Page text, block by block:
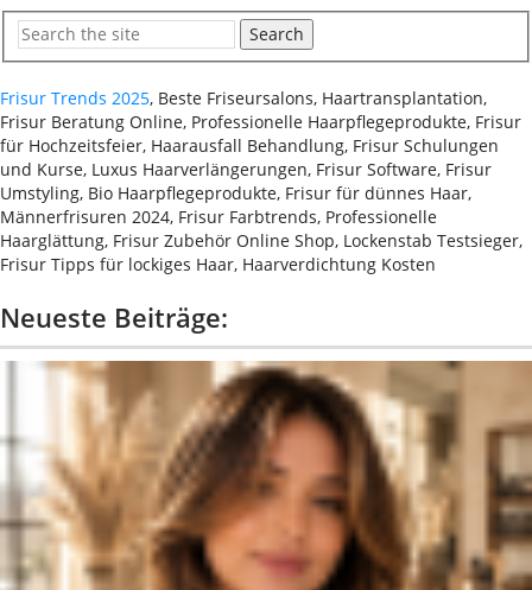
Search
Frisur Trends 2025, Beste Friseursalons, Haartransplantation,
Frisur Beratung Online, Professionelle Haarpflegeprodukte, Frisur
für Hochzeitsfeier, Haarausfall Behandlung, Frisur Schulungen
und Kurse, Luxus Haarverlängerungen, Frisur Software, Frisur
Umstyling, Bio Haarpflegeprodukte, Frisur für dünnes Haar,
Männerfrisuren 2024, Frisur Farbtrends, Professionelle
Haarglättung, Frisur Zubehör Online Shop, Lockenstab Testsieger,
Frisur Tipps für lockiges Haar, Haarverdichtung Kosten
Neueste Beiträge: